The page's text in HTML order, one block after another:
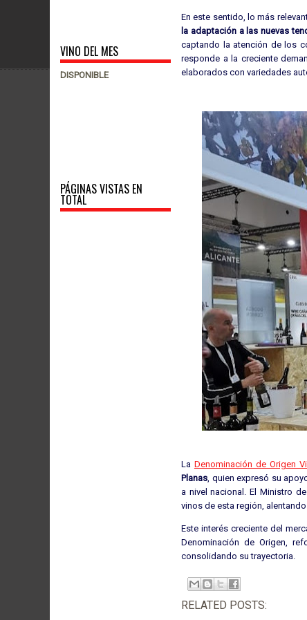
VINO DEL MES
DISPONIBLE
PÁGINAS VISTAS EN
TOTAL
En este sentido, lo más
la adaptación a las nuevas
captando la atención de los
responde a la creciente
elaborados con variedades
La Denominación de Origen
Planas, quien expresó su
a nivel nacional. El Ministro
vinos de esta región,
Este interés creciente del
Denominación de Origen,
consolidando su trayectoria.
RELATED POSTS: